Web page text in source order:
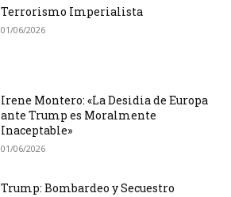
Terrorismo Imperialista
01/06/2026
Irene Montero: «La Desidia de Europa
ante Trump es Moralmente
Inaceptable»
01/06/2026
Trump: Bombardeo y Secuestro